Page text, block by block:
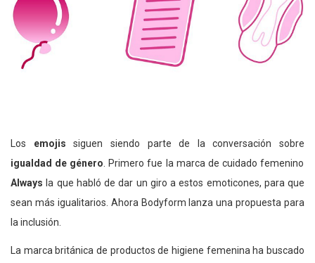
Los emojis siguen siendo parte de la conversación sobre
igualdad de género . Primero fue la marca de cuidado femenino
Always la que habló de dar un giro a estos emoticones, para que
sean más igualitarios. Ahora Bodyform lanza una propuesta para
la inclusión.
La marca británica de productos de higiene femenina ha buscado